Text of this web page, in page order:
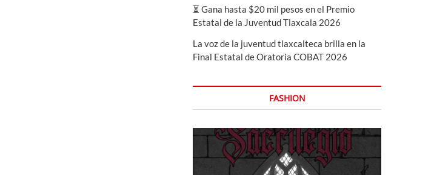
⏳ Gana hasta $20 mil pesos en el Premio
Estatal de la Juventud Tlaxcala 2026
La voz de la juventud tlaxcalteca brilla en la
Final Estatal de Oratoria COBAT 2026
FASHION